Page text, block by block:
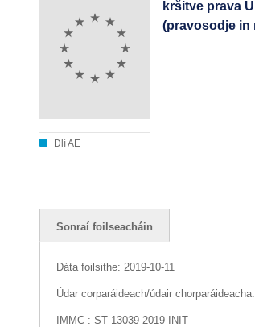
Dlí AE
kršitve prava
(pravosodje in
Sonraí foilseacháin
Dáta foilsithe: 2019-10-11
Údar corparáideach/údair chorparáideacha:
IMMC : ST 13039 2019 INIT